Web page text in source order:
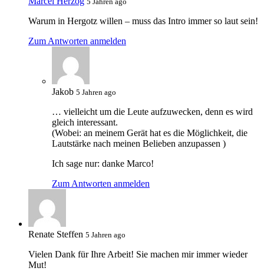
Warum in Hergotz willen – muss das Intro immer so laut sein!
Zum Antworten anmelden
Jakob 5 Jahren ago
… vielleicht um die Leute aufzuwecken, denn es wird
gleich interessant.
(Wobei: an meinem Gerät hat es die Möglichkeit, die
Lautstärke nach meinen Belieben anzupassen )
Ich sage nur: danke Marco!
Zum Antworten anmelden
Renate Steffen 5 Jahren ago
Vielen Dank für Ihre Arbeit! Sie machen mir immer wieder
Mut!